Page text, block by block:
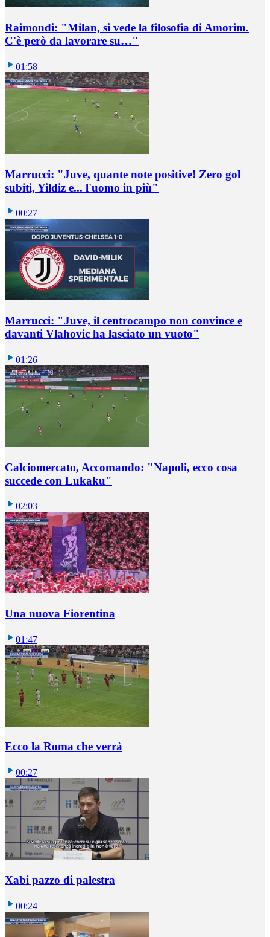
Raimondi: "Milan, si vede la filosofia di Amorim.
C'è però da lavorare su…"
01:58
Marrucci: "Juve, quante note positive! Zero gol
subiti, Yildiz e... l'uomo in più"
00:27
Marrucci: "Juve, il centrocampo non convince e
davanti Vlahovic ha lasciato un vuoto"
01:26
Calciomercato, Accomando: "Napoli, ecco cosa
succede con Lukaku"
02:03
Una nuova Fiorentina
01:47
Ecco la Roma che verrà
00:27
Xabi pazzo di palestra
00:24